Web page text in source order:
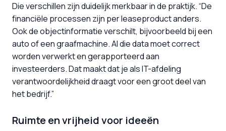
Die verschillen zijn duidelijk merkbaar in de praktijk. “De
financiële processen zijn per leaseproduct anders.
Ook de objectinformatie verschilt, bijvoorbeeld bij een
auto of een graafmachine. Al die data moet correct
worden verwerkt en gerapporteerd aan
investeerders. Dat maakt dat je als IT-afdeling
verantwoordelijkheid draagt voor een groot deel van
het bedrijf.”
Ruimte en vrijheid voor ideeën